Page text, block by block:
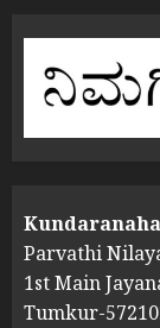
Parvathi
1st Main
Tumkur-